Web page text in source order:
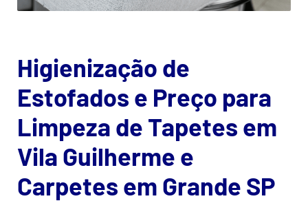
Higienização de
Estofados e Preço para
Limpeza de Tapetes em
Vila Guilherme e
Carpetes em Grande SP